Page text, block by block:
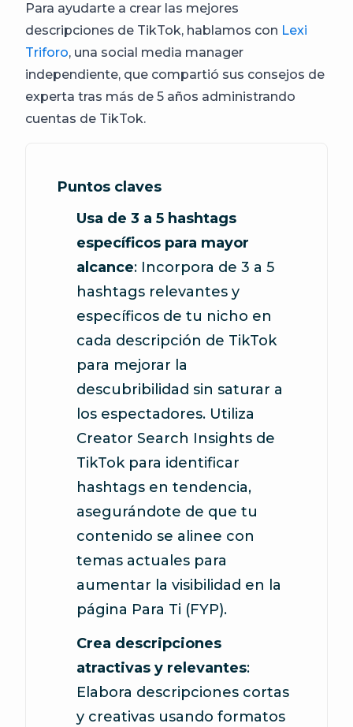
Para ayudarte a crear las mejores
descripciones de TikTok, hablamos con Lexi
Triforo, una social media manager
independiente, que compartió sus consejos de
experta tras más de 5 años administrando
cuentas de TikTok.
Puntos claves
Usa de 3 a 5 hashtags
específicos para mayor
alcance: Incorpora de 3 a 5
hashtags relevantes y
específicos de tu nicho en
cada descripción de TikTok
para mejorar la
descubribilidad sin saturar a
los espectadores. Utiliza
Creator Search Insights de
TikTok para identificar
hashtags en tendencia,
asegurándote de que tu
contenido se alinee con
temas actuales para
aumentar la visibilidad en la
página Para Ti (FYP).
Crea descripciones
atractivas y relevantes:
Elabora descripciones cortas
y creativas usando formatos